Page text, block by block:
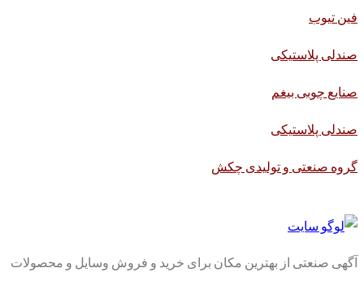
فین تیوب
صندلی پلاستیکی
صنایع چوبی بیغم
صندلی پلاستیکی
گروه صنعتی و تولیدی چکش
آگهی صنعتی از بهترین مکان برای خرید و فروش وسایل و محصولات